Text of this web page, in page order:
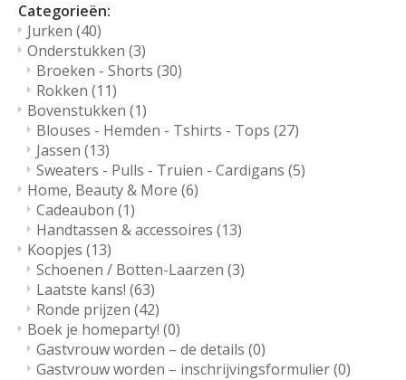
Categorieën:
Jurken (40)
Onderstukken (3)
Broeken - Shorts (30)
Rokken (11)
Bovenstukken (1)
Blouses - Hemden - Tshirts - Tops (27)
Jassen (13)
Sweaters - Pulls - Truien - Cardigans (5)
Home, Beauty & More (6)
Cadeaubon (1)
Handtassen & accessoires (13)
Koopjes (13)
Schoenen / Botten-Laarzen (3)
Laatste kans! (63)
Ronde prijzen (42)
Boek je homeparty! (0)
Gastvrouw worden – de details (0)
Gastvrouw worden – inschrijvingsformulier(0)